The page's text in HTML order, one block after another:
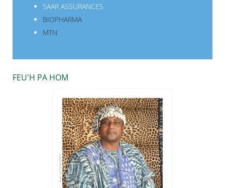
SAAR ASSURANCES
BIOPHARMA
MTN
FEU'H PA HOM